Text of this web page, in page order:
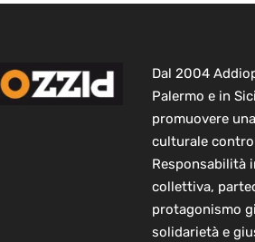
Dal 2004
Palermo e in
promuovere
culturale contro
Responsabilità
collettiva,
protagonismo
solidarietà e